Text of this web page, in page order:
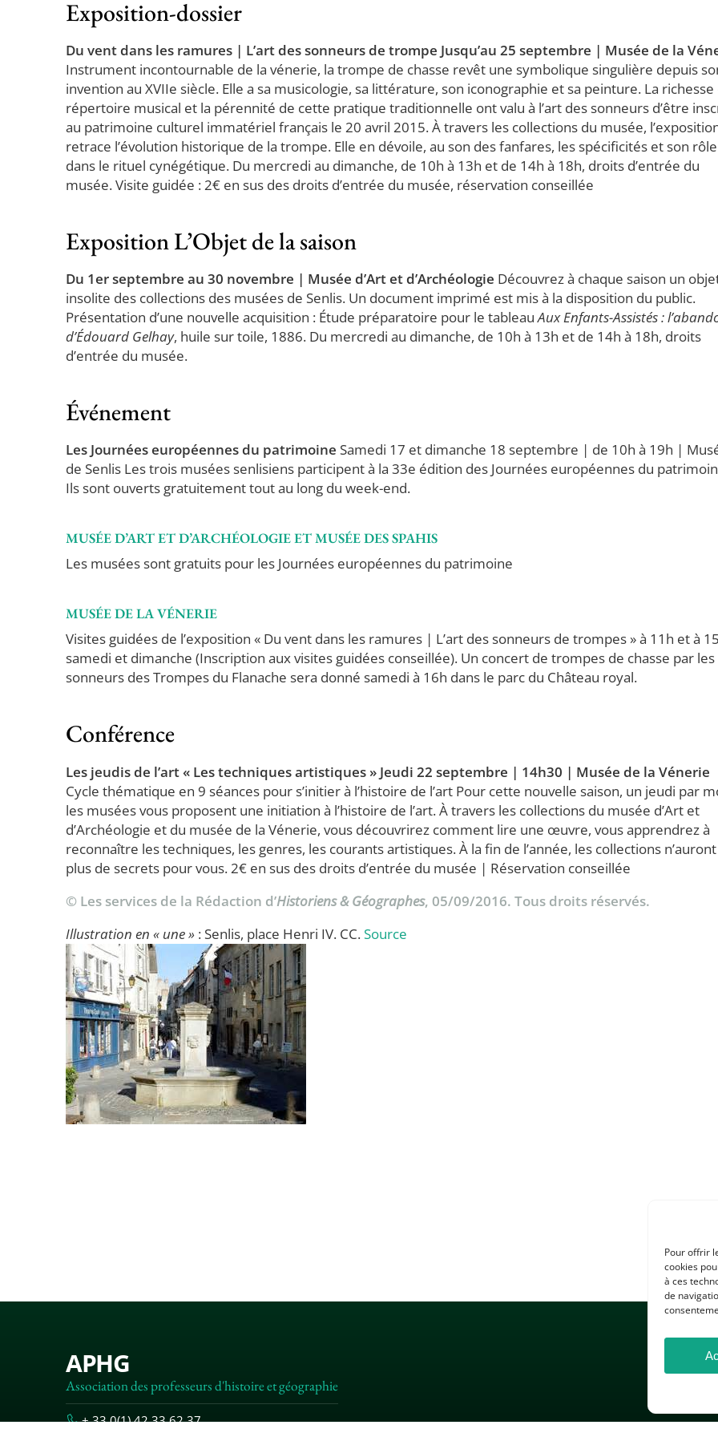
Pour offrir
cookies
à ces
de
Exposition-dossier
Du vent dans les ramures | L’art des sonneurs de trompe Jusqu’au 25 septembre | Musée de la
Instrument incontournable de la vénerie, la trompe de chasse revêt une symbolique singulière depuis
invention au XVIIe siècle. Elle a sa musicologie, sa littérature, son iconographie et sa peinture. La richesse
répertoire musical et la pérennité de cette pratique traditionnelle ont valu à l’art des sonneurs d’être
au patrimoine culturel immatériel français le 20 avril 2015. À travers les collections du musée,
retrace l’évolution historique de la trompe. Elle en dévoile, au son des fanfares, les spécificités et son rôle
dans le rituel cynégétique. Du mercredi au dimanche, de 10h à 13h et de 14h à 18h, droits d’entrée du
musée. Visite guidée : 2€ en sus des droits d’entrée du musée, réservation conseillée
Exposition L’Objet de la saison
Du 1er septembre au 30 novembre | Musée d’Art et d’Archéologie Découvrez à chaque saison un
insolite des collections des musées de Senlis. Un document imprimé est mis à la disposition du public.
Présentation d’une nouvelle acquisition : Étude préparatoire pour le tableauAux Enfants-Assistés :
d’Édouard Gelhay, huile sur toile, 1886. Du mercredi au dimanche, de 10h à 13h et de 14h à 18h, droits
d’entrée du musée.
Événement
Les Journées européennes du patrimoine Samedi 17 et dimanche 18 septembre | de 10h à 19h |
de Senlis Les trois musées senlisiens participent à la 33e édition des Journées européennes du
Ils sont ouverts gratuitement tout au long du week-end.
MUSÉE D’ART ET D’ARCHÉOLOGIE ET MUSÉE DES SPAHIS
Les musées sont gratuits pour les Journées européennes du patrimoine
MUSÉE DE LA VÉNERIE
Visites guidées de l’exposition « Du vent dans les ramures | L’art des sonneurs de trompes » à 11h et à
samedi et dimanche (Inscription aux visites guidées conseillée). Un concert de trompes de chasse par les
sonneurs des Trompes du Flanache sera donné samedi à 16h dans le parc du Château royal.
Conférence
Les jeudis de l’art « Les techniques artistiques » Jeudi 22 septembre | 14h30 | Musée de la Vénerie
Cycle thématique en 9 séances pour s’initier à l’histoire de l’art Pour cette nouvelle saison, un jeudi par
les musées vous proposent une initiation à l’histoire de l’art. À travers les collections du musée d’Art et
d’Archéologie et du musée de la Vénerie, vous découvrirez comment lire une œuvre, vous apprendrez à
reconnaître les techniques, les genres, les courants artistiques. À la fin de l’année, les collections n’auront
plus de secrets pour vous. 2€ en sus des droits d’entrée du musée | Réservation conseillée
© Les services de la Rédaction d’Historiens & Géographes, 05/09/2016. Tous droits réservés.
Illustration en « une » : Senlis, place Henri IV. CC.Source
APHG
Association des professeurs d'histoire et géographie
+ 33 0(1) 42 33 62 37